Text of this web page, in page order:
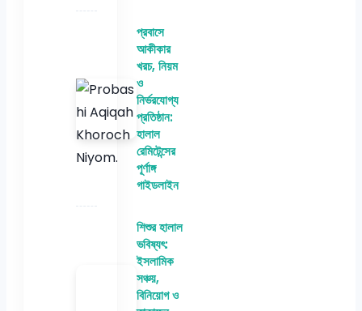
প্রবাসে
আকীকার
খরচ, নিয়ম
ও
নির্ভরযোগ্য
প্রতিষ্ঠান:
হালাল
রেমিটেন্সের
পূর্ণাঙ্গ
গাইডলাইন
শিশুর হালাল
ভবিষ্যৎ:
ইসলামিক
সঞ্চয়,
বিনিয়োগ ও